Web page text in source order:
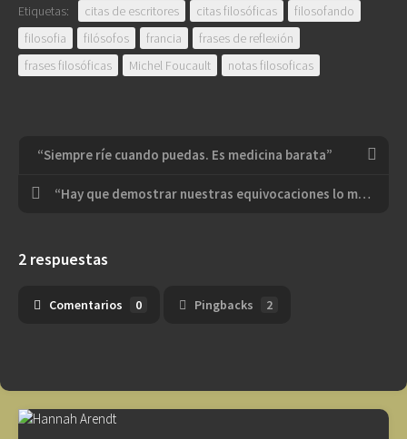
Etiquetas: citas de escritores citas filosóficas
filosofando
filosofia
filósofos francia
frases de reflexión
frases filosóficas
Michel Foucault notas filosoficas
“Siempre ríe cuando puedas. Es medicina barata”
“Hay que demostrar nuestras equivocaciones lo mas pronto posible, es la única manera de avanzar”
2 respuestas
Comentarios 0 Pingbacks 2